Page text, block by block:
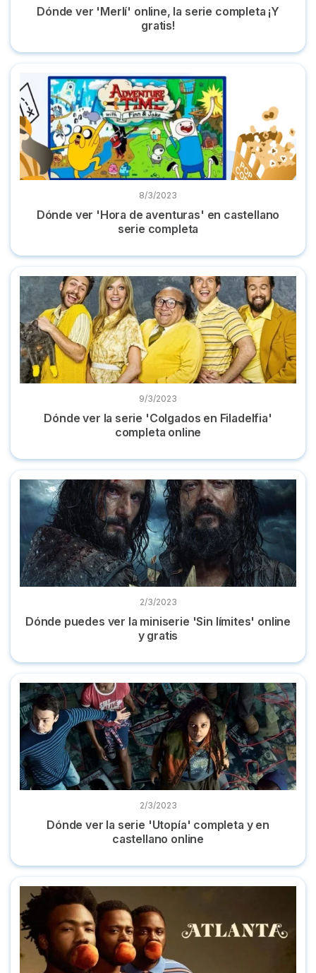
Dónde ver 'Merlí' online, la serie completa ¡Y
gratis!
Dónde ver 'Hora de aventuras' en castellano serie completa
8/3/2023
Dónde ver 'Hora de aventuras' en castellano
serie completa
Dónde ver la serie 'Colgados en Filadelfia' completa online
9/3/2023
Dónde ver la serie 'Colgados en Filadelfia'
completa online
Dónde puedes ver la miniserie 'Sin límites' online y gratis
2/3/2023
Dónde puedes ver la miniserie 'Sin límites' online
y gratis
Dónde ver la serie 'Utopía' completa y en castellano online
2/3/2023
Dónde ver la serie 'Utopía' completa y en
castellano online
Dónde ver la serie 'Atlanta' completa online en castellano